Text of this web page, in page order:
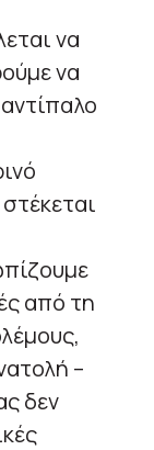
να
να
από τη
–
δεν